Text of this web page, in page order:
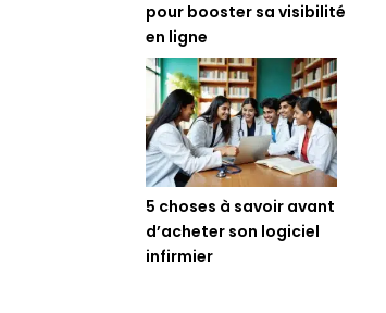
pour booster sa visibilité
en ligne
5 choses à savoir avant
d’acheter son logiciel
infirmier